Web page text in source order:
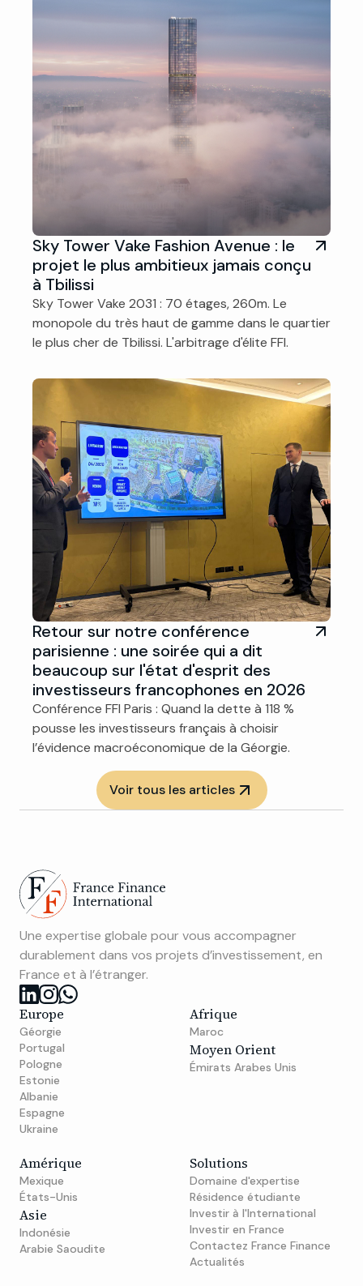
Sky Tower Vake Fashion Avenue : le
projet le plus ambitieux jamais conçu
à Tbilissi
Sky Tower Vake 2031 : 70 étages, 260m. Le
monopole du très haut de gamme dans le quartier
le plus cher de Tbilissi. L'arbitrage d'élite FFI.
Retour sur notre conférence
parisienne : une soirée qui a dit
beaucoup sur l'état d'esprit des
investisseurs francophones en 2026
Conférence FFI Paris : Quand la dette à 118 %
pousse les investisseurs français à choisir
l’évidence macroéconomique de la Géorgie.
Voir tous les articles
Une expertise globale pour vous accompagner
durablement dans vos projets d’investissement, en
France et à l’étranger.
Europe
Géorgie
Portugal
Pologne
Estonie
Albanie
Espagne
Ukraine
Afrique
Maroc
Moyen Orient
Émirats Arabes Unis
Amérique
Mexique
États-Unis
Asie
Indonésie
Arabie Saoudite
Solutions
Domaine d'expertise
Résidence étudiante
Investir à l'International
Investir en France
Contactez France Finance
Actualités